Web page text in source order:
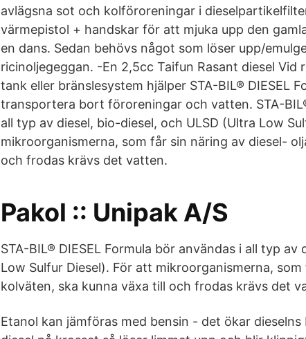
avlägsna sot och kolföroreningar i
värmepistol + handskar för att mjuka upp den
en dans. Sedan behövs något som löser upp/
ricinoljegeggan. -En 2,5cc Taifun Rasant diesel Vid
tank eller bränslesystem hjälper STA-BIL® DIESEL
transportera bort föroreningar och vatten. STA-
all typ av diesel, bio-diesel, och ULSD (Ultra Low
mikroorganismerna, som får sin näring av diesel-
och frodas krävs det vatten.
Pakol :: Unipak A/S
STA-BIL® DIESEL Formula bör användas i all typ
Low Sulfur Diesel). För att mikroorganismerna,
kolväten, ska kunna växa till och frodas krävs det
Etanol kan jämföras med bensin - det ökar